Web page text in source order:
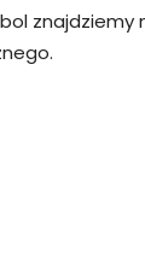
znajdziemy